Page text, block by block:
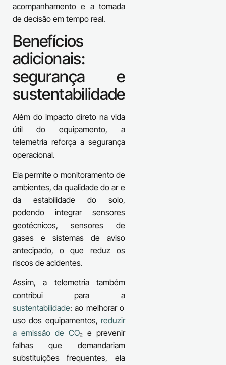
acompanhamento e a tomada
de decisão em tempo real.
Benefícios
adicionais:
segurança e
sustentabilidade
Além do impacto direto na vida
útil do equipamento, a
telemetria reforça a segurança
operacional.
Ela permite o monitoramento de
ambientes, da qualidade do ar e
da estabilidade do solo,
podendo integrar sensores
geotécnicos, sensores de
gases e sistemas de aviso
antecipado, o que reduz os
riscos de acidentes.
Assim, a telemetria também
contribui para a
sustentabilidade: ao melhorar o
uso dos equipamentos, reduzir
a emissão de CO₂ e prevenir
falhas que demandariam
substituições frequentes, ela